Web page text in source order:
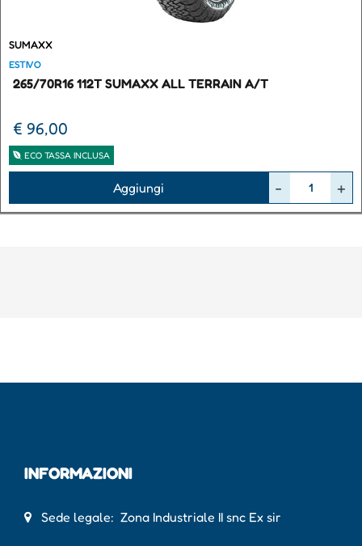
SUMAXX
ESTIVO
265/70R16 112T SUMAXX ALL TERRAIN A/T
€ 96,00
ECO TASSA INCLUSA
Aggiungi
INFORMAZIONI
Sede legale: Zona Industriale II snc Ex sir